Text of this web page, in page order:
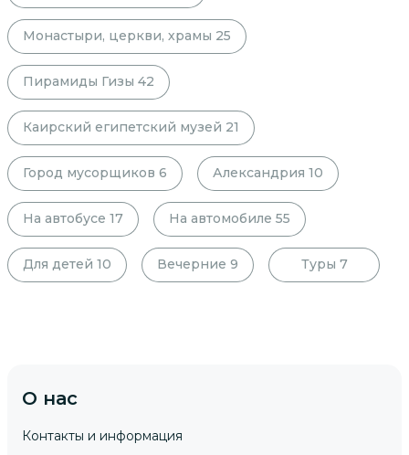
Монастыри, церкви, храмы 25
Пирамиды Гизы 42
Каирский египетский музей 21
Город мусорщиков 6 Александрия 10
На автобусе 17 На автомобиле 55
Для детей 10 Вечерние 9 Туры 7
О нас
Контакты и информация